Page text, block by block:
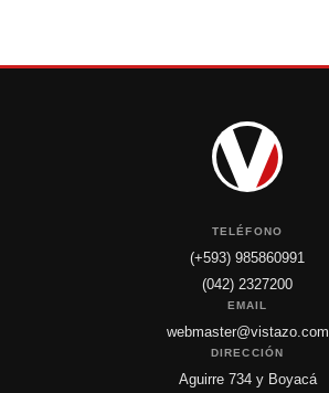
TELÉFONO
(+593) 985860991
(042) 2327200
EMAIL
webmaster@vistazo.com
DIRECCIÓN
Aguirre 734 y Boyacá